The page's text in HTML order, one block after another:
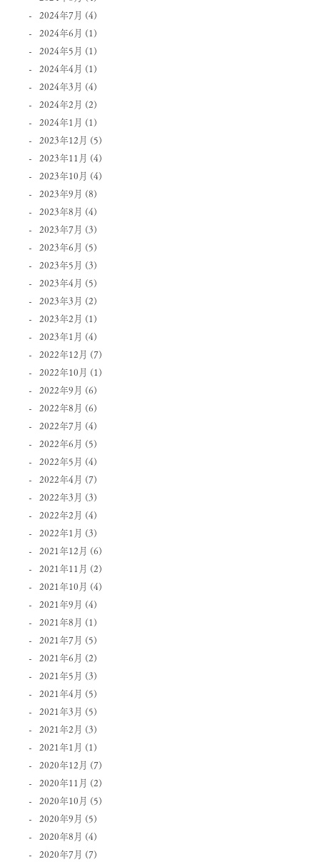
2024年7月 (4)
2024年6月 (1)
2024年5月 (1)
2024年4月 (1)
2024年3月 (4)
2024年2月 (2)
2024年1月 (1)
2023年12月 (5)
2023年11月 (4)
2023年10月 (4)
2023年9月 (8)
2023年8月 (4)
2023年7月 (3)
2023年6月 (5)
2023年5月 (3)
2023年4月 (5)
2023年3月 (2)
2023年2月 (1)
2023年1月 (4)
2022年12月 (7)
2022年10月 (1)
2022年9月 (6)
2022年8月 (6)
2022年7月 (4)
2022年6月 (5)
2022年5月 (4)
2022年4月 (7)
2022年3月 (3)
2022年2月 (4)
2022年1月 (3)
2021年12月 (6)
2021年11月 (2)
2021年10月 (4)
2021年9月 (4)
2021年8月 (1)
2021年7月 (5)
2021年6月 (2)
2021年5月 (3)
2021年4月 (5)
2021年3月 (5)
2021年2月 (3)
2021年1月 (1)
2020年12月 (7)
2020年11月 (2)
2020年10月 (5)
2020年9月 (5)
2020年8月 (4)
2020年7月 (7)